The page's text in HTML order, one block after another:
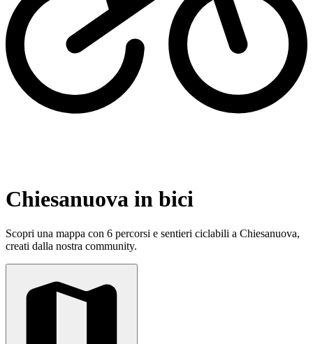
Chiesanuova in bici
Scopri una mappa con 6 percorsi e sentieri ciclabili a Chiesanuova,
creati dalla nostra community.